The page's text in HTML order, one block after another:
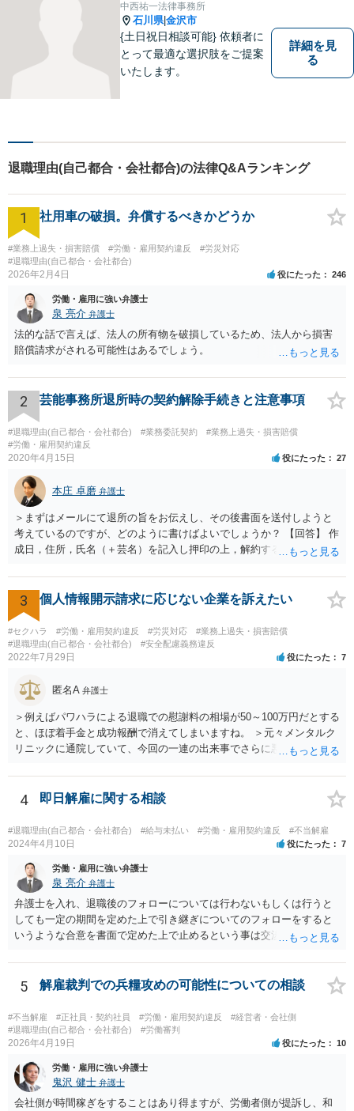
つかむことができるかもしれ
ません。
中西祐一法律事務所
石川県|金沢市
{土日祝日相談可能} 依頼者に
とって最適な選択肢をご提案
いたします。
詳細を見
る
退職理由(自己都合・会社都合)の法律Q&Aランキング
1 社用車の破損。弁償するべきかどうか
#業務上過失・損害賠償 #労働・雇用契約違反
#労災対応
#退職理由(自己都合・会社都合)
2026年2月4日 役にたった 246
労働・雇用に強い弁護士
泉 亮介 弁護士
法的な話で言えば、法人の所有物を破損しているため、法人から損害
賠償請求がされる可能性はあるでしょう。
2 芸能事務所退所時の契約解除手続きと注意事項
#退職理由(自己都合・会社都合) #業務委託契約
#業務上過失・損害賠償
#労働・雇用契約違反
2020年4月15日 役にたった 27
本庄 卓磨 弁護士
＞まずはメールにて退所の旨をお伝えし、その後書面を送付しようと
考えているのですが、どのように書けばよいでしょうか？ 【回答】 作
成日，住所，氏名（＋芸名）を記入し押印の上，解約する旨を伝える
ようなことはありますでしょうか？ 【回答】 特にないと思われます
が，仮に請求された場合はそれが「損害」に該当するのか検討するこ
とになります。 ＞また、事務所をやめる際、「退所後しばらく芸能活
動禁止」「活動するなら名前を変える」ことを事務所側から要求され
たという事例を聞いたことがあります。所属する際にいただいた契約
書にはそのようなことは書いていないのですが、仮にこれらを要求さ
がないのであれば，断ることができる可能性があります。 もし上記の
3 個人情報開示請求に応じない企業を訴えたい
#セクハラ #労働・雇用契約違反 #労災対応
#業務上過失・損害賠償
#退職理由(自己都合・会社都合)
#安全配慮義務違反
2022年7月29日 役にたった 7
匿名A 弁護士
＞例えばパワハラによる退職での慰謝料の相場が50～100万円だとする
と、ほぼ着手金と成功報酬で消えてしまいますね。 ＞元々メンタルク
リニックに通院していて、今回の一連の出来事でさらに悪化した事実
万が一、慰謝料請求が認められるにしても金額としては微々たるもの
かと思いますが、依頼する弁護士に詳細を説明したうえで指示を仰い
4 即日解雇に関する相談
#退職理由(自己都合・会社都合) #給与未払い #労働・雇用契約違反 #不当解雇
2024年4月10日 役にたった 7
労働・雇用に強い弁護士
泉 亮介 弁護士
弁護士を入れ、退職後のフォローについては行わないもしくは行うと
しても一定の期間を定めた上で引き継ぎについてのフォローをすると
いうような合意を書面で定めた上で止めるという事は交渉次第で可能
弁護士とすることができるため、会社からの連絡を止めることもでき
るかと思われます。 精神的に会社側と対応するのが苦痛であるという
場合には、弁護士を立てた上で退職についての条件面の交渉を行われ
ても良いでしょう。
5 解雇裁判での兵糧攻めの可能性についての相談
#不当解雇 #正社員・契約社員 #労働・雇用契約違反
#経営者・会社側
#退職理由(自己都合・会社都合)
#労働審判
2026年4月19日 役にたった 10
労働・雇用に強い弁護士
鬼沢 健士 弁護士
会社側が時間稼ぎをすることはあり得ますが、労働者側が提訴し、和